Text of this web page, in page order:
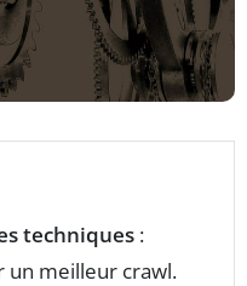
techniques :
un meilleur crawl.